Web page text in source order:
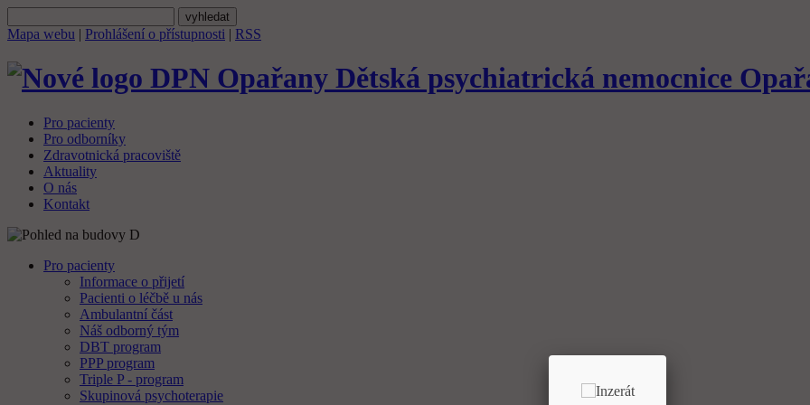
Mapa webu | Prohlášení o přístupnosti | RSS
Dětská psychiatrická nemocnice
Pro pacienty
Pro odborníky
Zdravotnická pracoviště
Aktuality
O nás
Kontakt
Pro pacienty
Informace o přijetí
Pacienti o léčbě u nás
Ambulantní část
Náš odborný tým
DBT program
PPP program
Triple P - program
Skupinová psychoterapie